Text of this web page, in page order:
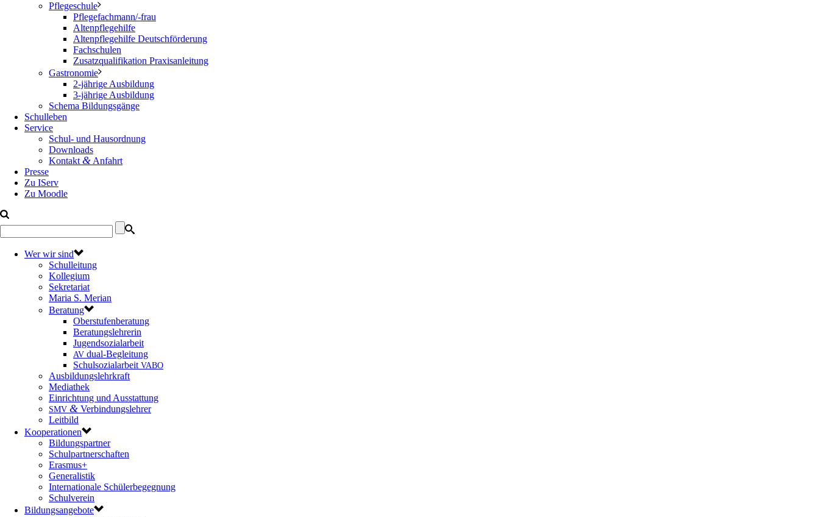
Pflegeschule
Pflegefachmann/-frau
Altenpflegehilfe
Altenpflegehilfe Deutschförderung
Fachschulen
Zusatzqualifikation Praxisanleitung
Gastronomie
2-jährige Ausbildung
3-jährige Ausbildung
Schema Bildungsgänge
Schulleben
Service
Schul- und Hausordnung
Downloads
Kontakt & Anfahrt
Presse
Zu IServ
Zu Moodle
Wer wir sind
Schulleitung
Kollegium
Sekretariat
Maria S. Merian
Beratung
Oberstufenberatung
Beratungslehrerin
Jugendsozialarbeit
AV dual-Begleitung
Schulsozialarbeit VABO
Ausbildungslehrkraft
Mediathek
Einrichtung und Ausstattung
SMV & Verbindungslehrer
Leitbild
Kooperationen
Bildungspartner
Schulpartnerschaften
Erasmus+
Generalistik
Internationale Schülerbegegnung
Schulverein
Bildungsangebote